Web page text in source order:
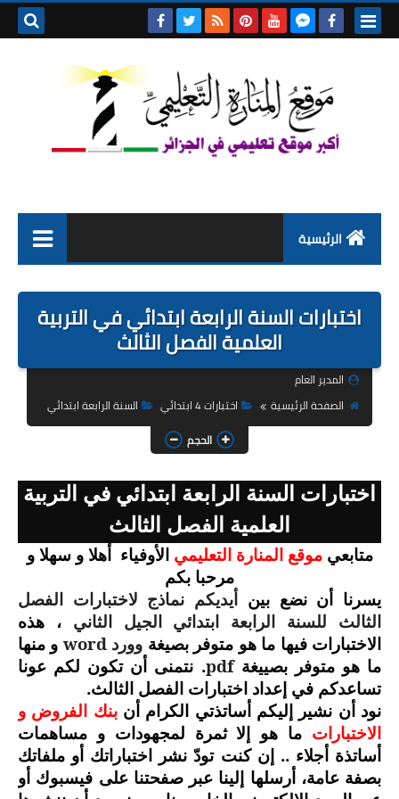
الرئيسية
التربية التحضيرية
السنة الاولى ابتدائي
السنة الثانية ابتدائي
السنة الثالثة ابتدائي
السنة الرابعة ابتدائي
السنة الخامسة ابتدائي
شهادة التعليم الابتدائي
تزيين القسم
التعليم المتوسط
السنة الاولى متوسط
السنة الثانية متوسط
السنة الثالثة متوسط
اختبارات السنة الرابعة ابتدائي في التربية
العلمية الفصل الثالث
المدير العام
الصفحة الرئيسية
اختبارات 4 ابتدائي
السنة الرابعة ابتدائي
الحجم
اختبارات السنة الرابعة ابتدائي في التربية
العلمية الفصل الثالث
متابعيموقع المنارة التعليميالأوفياء أهلا و سهلا و
مرحبا بكم
يسرنا أن نضع بين أيديكم نماذج لاختبارات الفصل
الثالث للسنة الرابعة ابتدائي الجيل الثاني، هذه
الاختبارات فيها ما هو متوفر بصيغة ووردword و منها
ما هو متوفر بصييغةpdf. نتمنى أن تكون لكم عونا
تساعدكم في إعداد اختبارات الفصل الثالث.
نود أن نشير إليكم أساتذتي الكرام أنبنك الفروض و
الاختبارات ما هو إلا ثمرة لمجهودات و مساهمات
أساتذة أجلاء .. إن كنت تودّ نشر اختباراتك أو ملفاتك
بصفة عامة، أرسلها إلينا عبر صفحتنا على فيسبوك أو